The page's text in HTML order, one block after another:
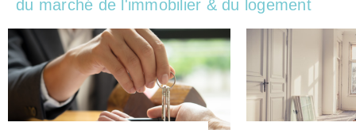
du marché de l'immobilier & du logement